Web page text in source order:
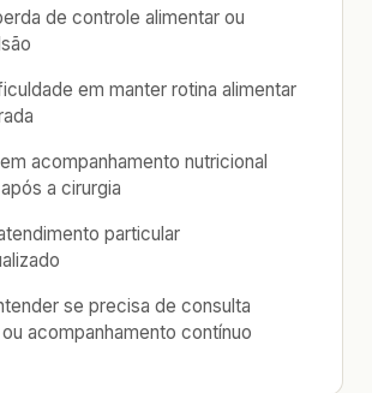
de controle alimentar ou
em manter rotina alimentar
acompanhamento nutricional
a cirurgia
particular
se precisa de consulta
acompanhamento contínuo